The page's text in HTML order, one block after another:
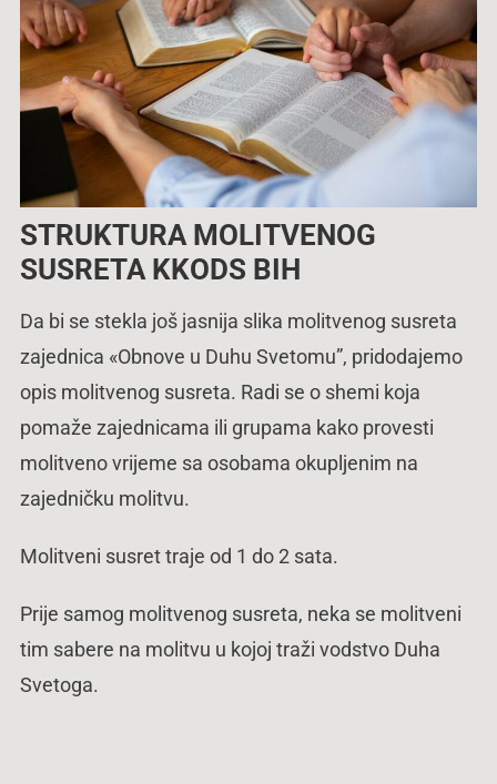
STRUKTURA MOLITVENOG
SUSRETA KKODS BIH
Da bi se stekla još jasnija slika molitvenog susreta
zajednica «Obnove u Duhu Svetomu”, pridodajemo
opis molitvenog susreta. Radi se o shemi koja
pomaže zajednicama ili grupama kako provesti
molitveno vrijeme sa osobama okupljenim na
zajedničku molitvu.
Molitveni susret traje od 1 do 2 sata.
Prije samog molitvenog susreta, neka se molitveni
tim sabere na molitvu u kojoj traži vodstvo Duha
Svetoga.